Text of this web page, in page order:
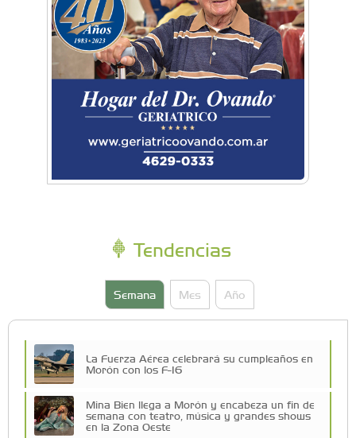
Tendencias
Semana Mes Año
La Fuerza Aérea celebrará su cumpleaños en
Morón con los F-16
Mina Bien llega a Morón y encabeza un fin de
semana con teatro, música y grandes shows
en la Zona Oeste